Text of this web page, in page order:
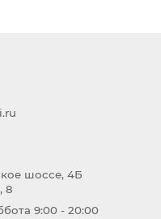
шоссе, 4Б
8
9:00 - 20:00